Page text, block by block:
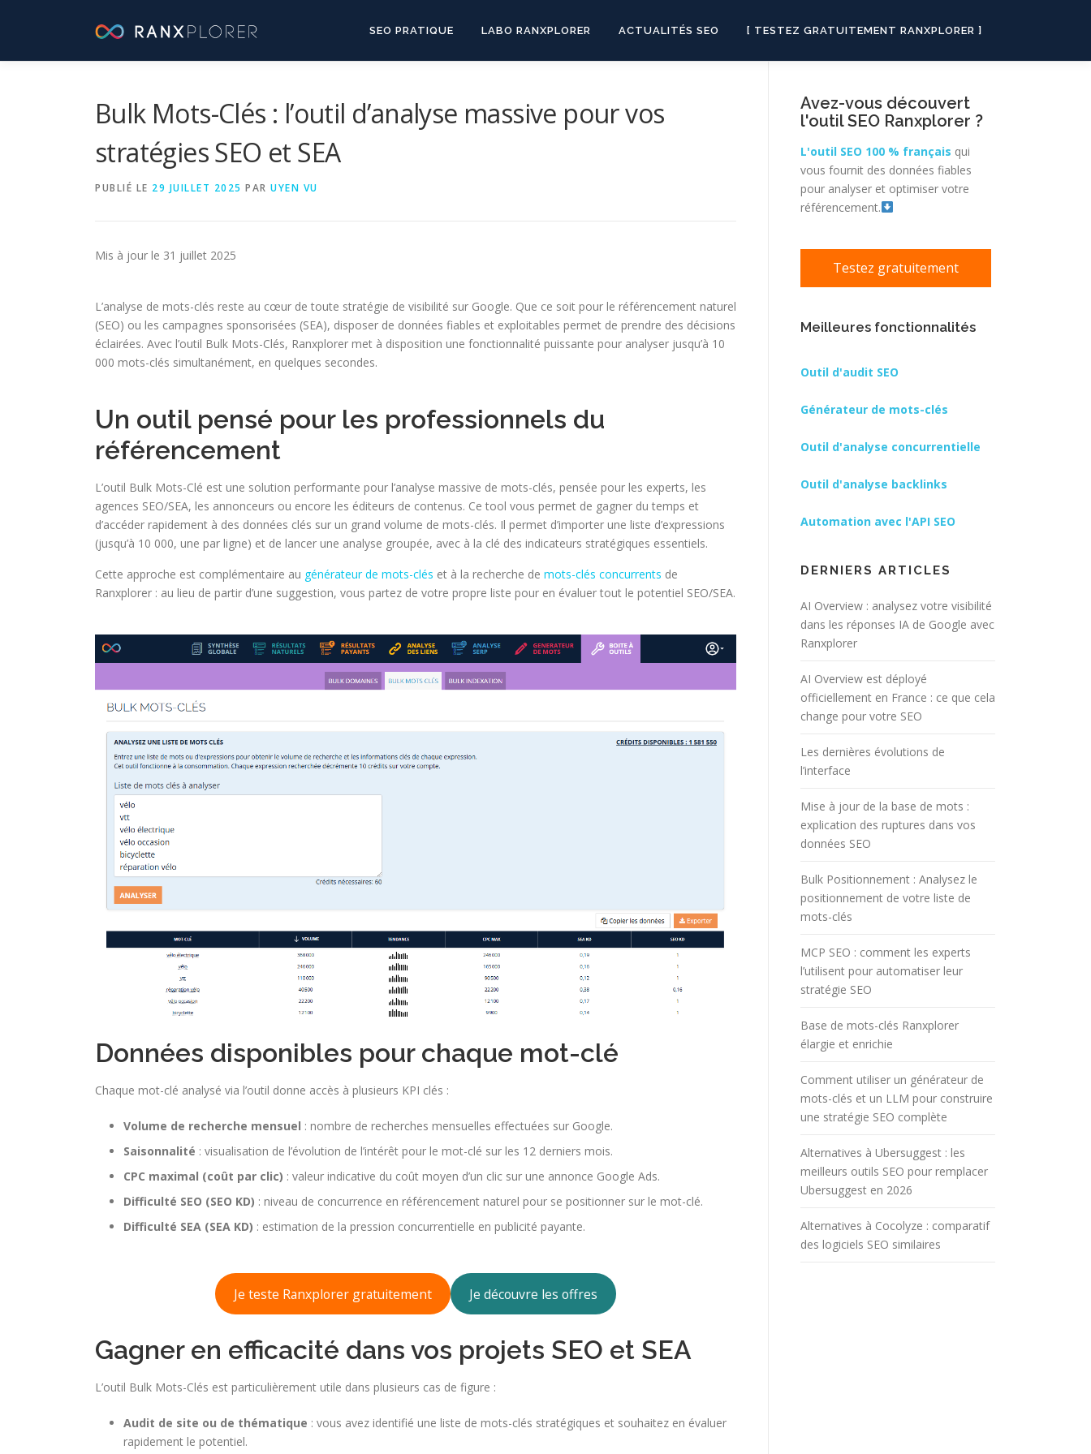
SEO PRATIQUE LABO RANXPLORER ACTUALITÉS SEO [ TESTEZ GRATUITEMENT RANXPLORER ]
Bulk Mots-Clés : l’outil d’analyse massive pour vos
stratégies SEO et SEA
PUBLIÉ LE 29 JUILLET 2025 PAR UYEN VU
Mis à jour le 31 juillet 2025
L’analyse de mots-clés reste au cœur de toute stratégie de visibilité sur Google. Que ce soit pour le référencement naturel
(SEO) ou les campagnes sponsorisées (SEA), disposer de données fiables et exploitables permet de prendre des décisions
éclairées. Avec l’outil Bulk Mots-Clés, Ranxplorer met à disposition une fonctionnalité puissante pour analyser jusqu’à 10
000 mots-clés simultanément, en quelques secondes.
Un outil pensé pour les professionnels du
référencement
L’outil Bulk Mots-Clé est une solution performante pour l’analyse massive de mots-clés, pensée pour les experts, les
agences SEO/SEA, les annonceurs ou encore les éditeurs de contenus. Ce tool vous permet de gagner du temps et
d’accéder rapidement à des données clés sur un grand volume de mots-clés. Il permet d’importer une liste d’expressions
(jusqu’à 10 000, une par ligne) et de lancer une analyse groupée, avec à la clé des indicateurs stratégiques essentiels.
Cette approche est complémentaire au générateur de mots-clés et à la recherche de mots-clés concurrents de
Ranxplorer : au lieu de partir d’une suggestion, vous partez de votre propre liste pour en évaluer tout le potentiel SEO/SEA.
Données disponibles pour chaque mot-clé
Chaque mot-clé analysé via l’outil donne accès à plusieurs KPI clés :
Volume de recherche mensuel : nombre de recherches mensuelles effectuées sur Google.
Saisonnalité : visualisation de l’évolution de l’intérêt pour le mot-clé sur les 12 derniers mois.
CPC maximal (coût par clic) : valeur indicative du coût moyen d’un clic sur une annonce Google Ads.
Difficulté SEO (SEO KD) : niveau de concurrence en référencement naturel pour se positionner sur le mot-clé.
Difficulté SEA (SEA KD) : estimation de la pression concurrentielle en publicité payante.
Je teste Ranxplorer gratuitement Je découvre les offres
Gagner en efficacité dans vos projets SEO et SEA
L’outil Bulk Mots-Clés est particulièrement utile dans plusieurs cas de figure :
Audit de site ou de thématique : vous avez identifié une liste de mots-clés stratégiques et souhaitez en évaluer
rapidement le potentiel.
Avez-vous découvert
l'outil SEO Ranxplorer ?
L'outil SEO 100 % français qui
vous fournit des données fiables
pour analyser et optimiser votre
référencement.
Testez gratuitement
Meilleures fonctionnalités
Outil d'audit SEO
Générateur de mots-clés
Outil d'analyse concurrentielle
Outil d'analyse backlinks
Automation avec l'API SEO
DERNIERS ARTICLES
AI Overview : analysez votre visibilité
dans les réponses IA de Google avec
Ranxplorer
AI Overview est déployé
officiellement en France : ce que cela
change pour votre SEO
Les dernières évolutions de
l’interface
Mise à jour de la base de mots :
explication des ruptures dans vos
données SEO
Bulk Positionnement : Analysez le
positionnement de votre liste de
mots-clés
MCP SEO : comment les experts
l’utilisent pour automatiser leur
stratégie SEO
Base de mots-clés Ranxplorer
élargie et enrichie
Comment utiliser un générateur de
mots-clés et un LLM pour construire
une stratégie SEO complète
Alternatives à Ubersuggest : les
meilleurs outils SEO pour remplacer
Ubersuggest en 2026
Alternatives à Cocolyze : comparatif
des logiciels SEO similaires